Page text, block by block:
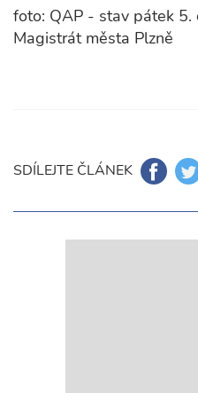
foto: QAP - stav pátek 5.
Magistrát města Plzně
SDÍLEJTE ČLÁNEK